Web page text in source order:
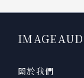
關於我們